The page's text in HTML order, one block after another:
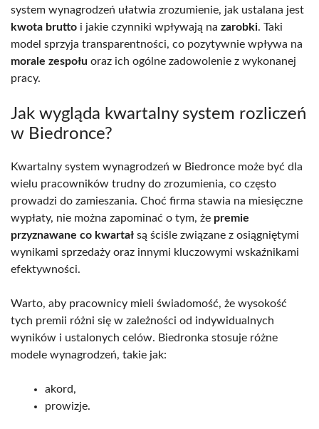
system wynagrodzeń ułatwia zrozumienie, jak ustalana jest
kwota brutto i jakie czynniki wpływają na zarobki. Taki
model sprzyja transparentności, co pozytywnie wpływa na
morale zespołu oraz ich ogólne zadowolenie z wykonanej
pracy.
Jak wygląda kwartalny system rozliczeń
w Biedronce?
Kwartalny system wynagrodzeń w Biedronce może być dla
wielu pracowników trudny do zrozumienia, co często
prowadzi do zamieszania. Choć firma stawia na miesięczne
wypłaty, nie można zapominać o tym, że premie
przyznawane co kwartał są ściśle związane z osiągniętymi
wynikami sprzedaży oraz innymi kluczowymi wskaźnikami
efektywności.
Warto, aby pracownicy mieli świadomość, że wysokość
tych premii różni się w zależności od indywidualnych
wyników i ustalonych celów. Biedronka stosuje różne
modele wynagrodzeń, takie jak:
akord,
prowizje.